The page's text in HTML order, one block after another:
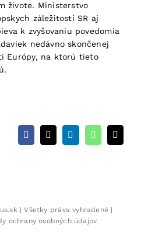
živote. Ministerstvo
záležitostí SR aj
k zvyšovaniu povedomia
nedávno skončenej
Európy, na ktorú tieto
Facebook
X LinkedInWhatsApp
Email
| Všetky práva vyhradené |
ochrany osobných údajov